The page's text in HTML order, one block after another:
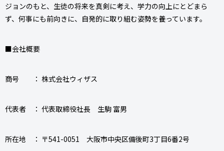
ジョンのもと、生徒の将来を真剣に考え、学力の向上にとどまら
ず、何事にも前向きに、自発的に取り組む姿勢を養っています。
■会社概要
商号 ： 株式会社ウィザス
代表者 ： 代表取締役社長 生駒 富男
所在地 ： 〒541-0051 大阪市中央区備後町3丁目6番2号